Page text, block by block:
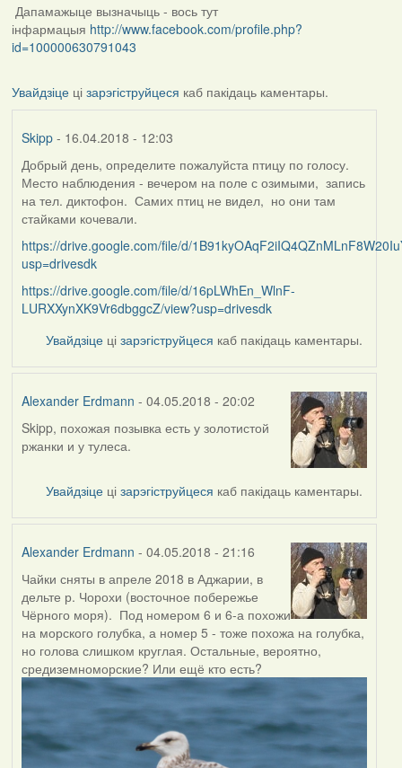
Дапамажыце вызначыць - вось тут
інфармацыя http://www.facebook.com/profile.php?
id=100000630791043
Увайдзіцеці зарэгіструйцеся каб пакідаць каментары.
Skipp- 16.04.2018 - 12:03
Добрый день, определите пожалуйста птицу по голосу.
Место наблюдения - вечером на поле с озимыми, запись
на тел. диктофон. Самих птиц не видел, но они там
стайками кочевали.
https://drive.google.com/file/d/
usp=drivesdk
https://drive.google.com/file/d/16pLWhEn_WlnF-
LURXXynXK9Vr6dbggcZ/view?usp=drivesdk
Увайдзіце цізарэгіструйцеся каб пакідаць каментары.
Alexander Erdmann - 04.05.2018 - 20:02
In
reply
Skipp, похожая позывка есть у золотистой
ржанки и у тулеса.
Увайдзіце цізарэгіструйцеся каб пакідаць каментары.
Alexander Erdmann - 04.05.2018 - 21:16
Чайки сняты в апреле 2018 в Аджарии, в
дельте р. Чорохи (восточное побережье
Чёрного моря). Под номером 6 и 6-а похожи
на морского голубка, а номер 5 - тоже похожа на голубка,
но голова слишком круглая. Остальные, вероятно,
средиземноморские? Или ещё кто есть?